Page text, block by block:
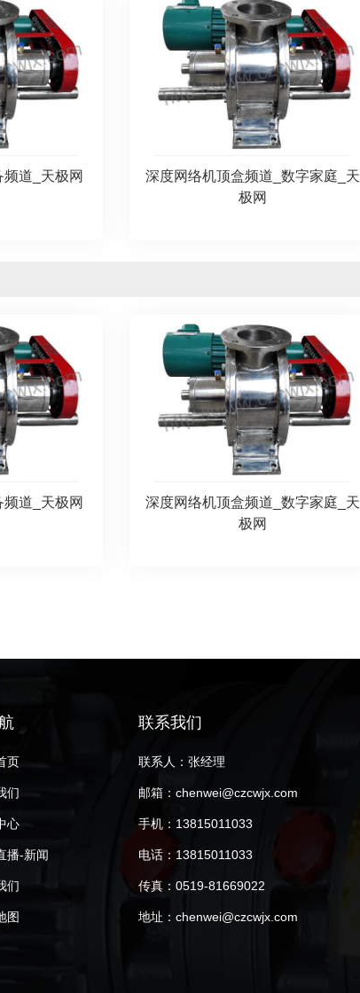
道_天极网
深度网络机顶盒频道_数字家庭_天
极网
道_天极网
深度网络机顶盒频道_数字家庭_天
极网
页
们
心
播-新闻
们
图
联系我们
联系人： 张经理
邮箱： chenwei@czcwjx.com
手机： 13815011033
电话： 13815011033
传真： 0519-81669022
地址： chenwei@czcwjx.com